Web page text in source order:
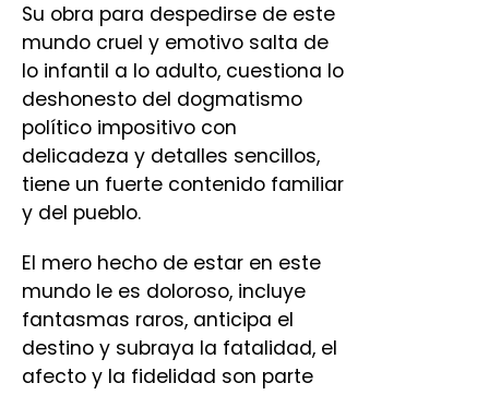
Su obra para despedirse de este
mundo cruel y emotivo salta de
lo infantil a lo adulto, cuestiona lo
deshonesto del dogmatismo
político impositivo con
delicadeza y detalles sencillos,
tiene un fuerte contenido familiar
y del pueblo.
El mero hecho de estar en este
mundo le es doloroso, incluye
fantasmas raros, anticipa el
destino y subraya la fatalidad, el
afecto y la fidelidad son parte